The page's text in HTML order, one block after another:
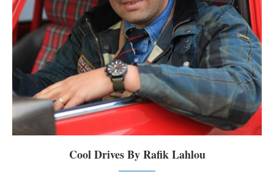
Cool Drives By Rafik Lahlou